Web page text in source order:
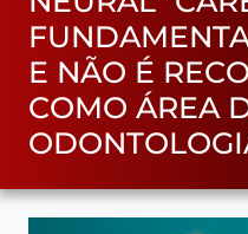
E NÃO É
COMO ÁREA